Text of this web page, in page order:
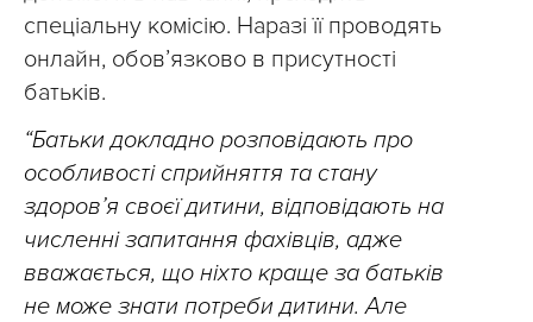
спеціальну комісію. Наразі її проводять
онлайн, обов’язково в присутності
батьків.
“Батьки докладно розповідають про
особливості сприйняття та стану
здоров’я своєї дитини, відповідають на
численні запитання фахівців, адже
вважається, що ніхто краще за батьків
не може знати потреби дитини. Але